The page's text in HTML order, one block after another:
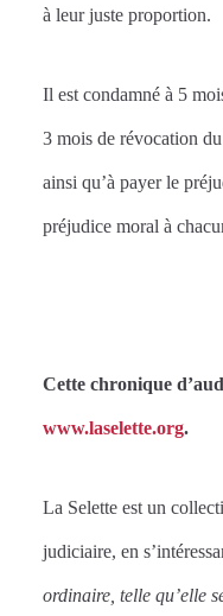
à leur juste proportion.
Il est condamné à 5
3 mois de révocation
ainsi qu’à payer le
préjudice moral à
Cette chronique
www.laselette.org.
La Selette est un
judiciaire, en
ordinaire, telle qu’elle